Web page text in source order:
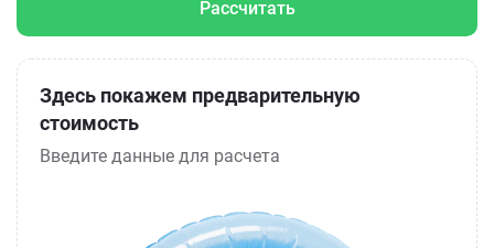
Рассчитать
Здесь покажем предварительную
стоимость
Введите данные для расчета